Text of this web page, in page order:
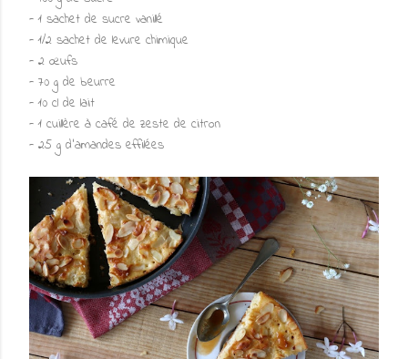
- 1 sachet de sucre vanillé
- 1/2 sachet de levure chimique
- 2 œufs
- 70 g de beurre
- 10 cl de lait
- 1 cuillère à café de zeste de citron
- 25 g d'amandes effilées